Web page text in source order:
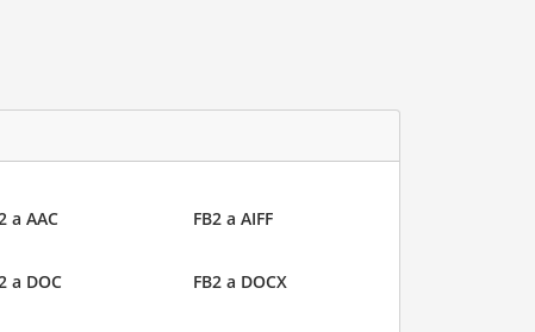
a AAC FB2 a AIFF
a DOC FB2 a DOCX